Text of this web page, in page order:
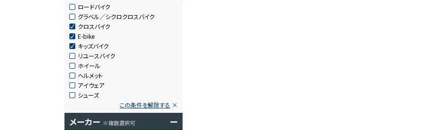
ロードバイク
グラベル／シクロクロスバイク
クロスバイク
E-bike
キッズバイク
リユースバイク
ホイール
ヘルメット
アイウェア
シューズ
この条件を解除する
メーカー ※複数選択可 ー